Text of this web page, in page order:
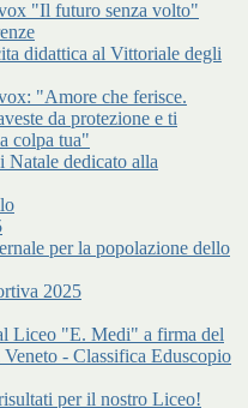
"Il futuro senza volto"
didattica al Vittoriale degli
"Amore che ferisce.
da protezione e ti
colpa tua"
Natale dedicato alla
per la popolazione dello
2025
Liceo "E. Medi" a firma del
- Classifica Eduscopio
per il nostro Liceo!